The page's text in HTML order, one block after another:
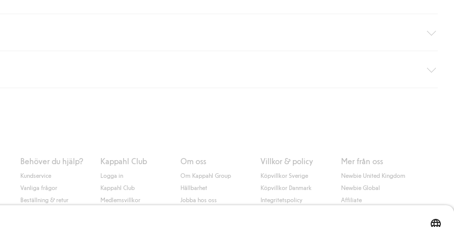
du handlar för över 500kr med leverans till ombud eller paketbox (gäller ej hemleverans). Frakten tas bort per automatik efter du
Behöver du hjälp?
Kundservice
Vanliga frågor
Beställning & retur
Kappahl Club
Logga in
Kappahl Club
Medlemsvillkor
Om oss
Om Kappahl Group
Hållbarhet
Jobba hos oss
Villkor & policy
Köpvillkor Sverige
Köpvillkor Danmark
Integritetspolicy
Mer från oss
Newbie United Kingdom
Newbie Global
Affiliate